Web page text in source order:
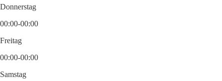
Donnerstag
00:00-00:00
Freitag
00:00-00:00
Samstag